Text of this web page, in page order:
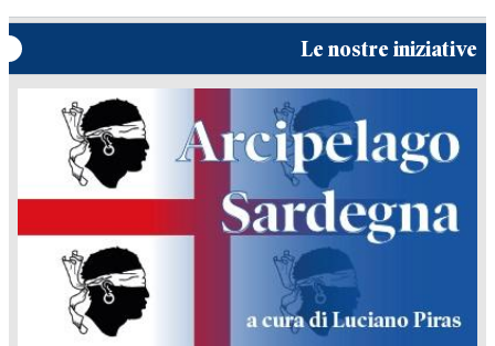
Le nostre iniziative